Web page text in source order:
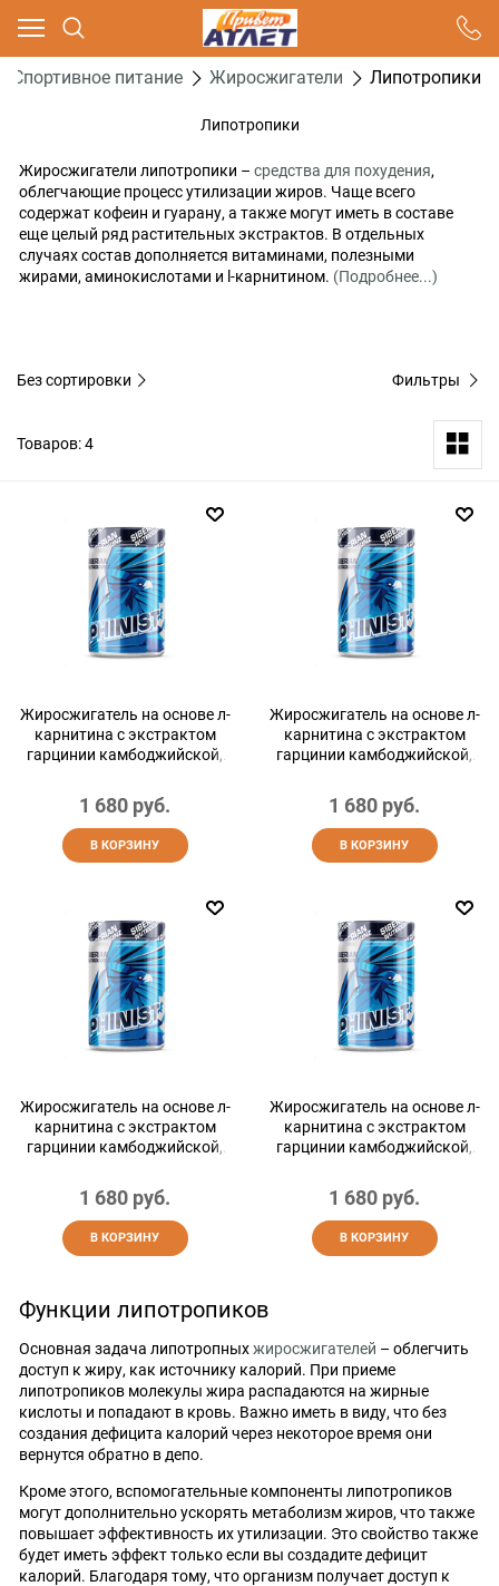
Спортивное питание Жиросжигатели Липотропики
Липотропики
Жиросжигатели липотропики –средства для похудения,
облегчающие процесс утилизации жиров. Чаще всего
содержат кофеин и гуарану, а также могут иметь в составе
еще целый ряд растительных экстрактов. В отдельных
случаях состав дополняется витаминами, полезными
жирами, аминокислотами и l-карнитином. (Подробнее...)
Без сортировки Фильтры
Товаров: 4
Жиросжигатель на основе л-
карнитина с экстрактом
гарцинии камбоджийской,
контроля аппетита, l-
carnitine, гранат, 200 г
1 680 руб.
В КОРЗИНУ
Жиросжигатель на основе л-
карнитина с экстрактом
гарцинии камбоджийской,
контроля аппетита, l-
carnitine, киви, 200 г
1 680 руб.
В КОРЗИНУ
Жиросжигатель на основе л-
карнитина с экстрактом
гарцинии камбоджийской,
контроля аппетита, l-
carnitine, вишня, 200 г
1 680 руб.
В КОРЗИНУ
Жиросжигатель на основе л-
карнитина с экстрактом
гарцинии камбоджийской,
контроля аппетита, l-
carnitine, экзотик, 200 г
1 680 руб.
В КОРЗИНУ
Функции липотропиков
Основная задача липотропныхжиросжигателей – облегчить
доступ к жиру, как источнику калорий. При приеме
липотропиков молекулы жира распадаются на жирные
кислоты и попадают в кровь. Важно иметь в виду, что без
создания дефицита калорий через некоторое время они
вернутся обратно в депо.
Кроме этого, вспомогательные компоненты липотропиков
могут дополнительно ускорять метаболизм жиров, что также
повышает эффективность их утилизации. Это свойство также
будет иметь эффект только если вы создадите дефицит
калорий. Благодаря тому, что организм получает доступ к
Ваш город - Москва,
угадали?
ДА НЕТ